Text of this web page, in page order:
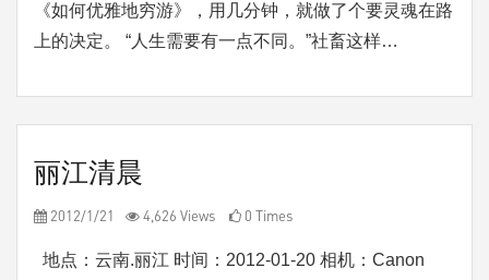
《如何优雅地穷游》，用几分钟，就做了个要灵魂在路
上的决定。 “人生需要有一点不同。”社畜这样…
丽江清晨
2012/1/21 4,626 Views 0 Times
地点：云南.丽江 时间：2012-01-20 相机：Canon